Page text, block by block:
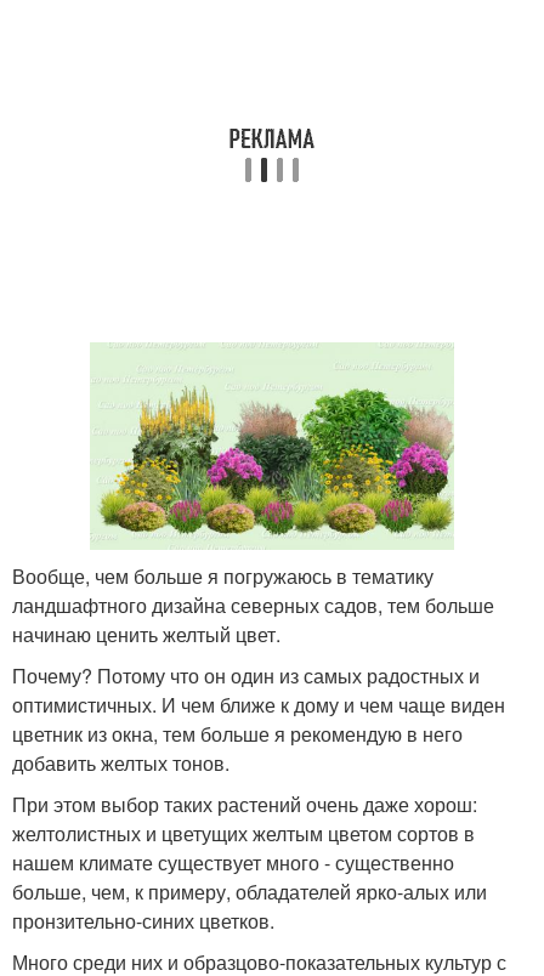
Вообще, чем больше я погружаюсь в тематику
ландшафтного дизайна северных садов, тем больше
начинаю ценить желтый цвет.
Почему? Потому что он один из самых радостных и
оптимистичных. И чем ближе к дому и чем чаще виден
цветник из окна, тем больше я рекомендую в него
добавить желтых тонов.
При этом выбор таких растений очень даже хорош:
желтолистных и цветущих желтым цветом сортов в
нашем климате существует много - существенно
больше, чем, к примеру, обладателей ярко-алых или
пронзительно-синих цветков.
Много среди них и образцово-показательных культур с